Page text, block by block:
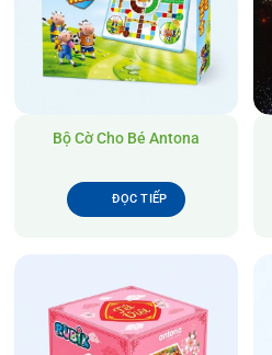
Bộ Cờ Cho Bé Antona
ĐỌC TIẾP